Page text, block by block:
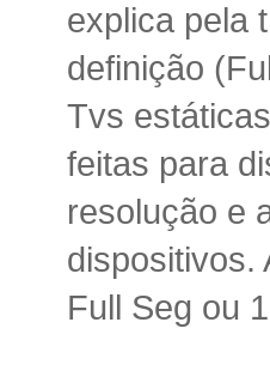
explica pela
definição
Tvs
feitas para
resolução e
dispositivos.
Full Seg ou